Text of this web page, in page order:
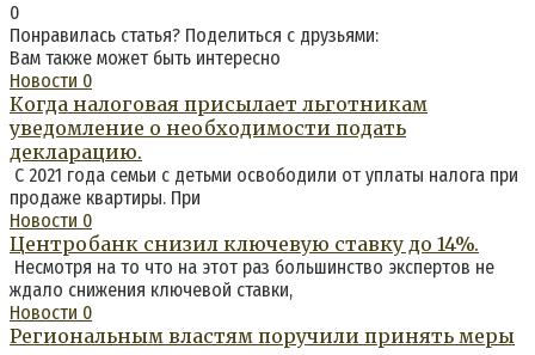
0
Понравилась статья? Поделиться с друзьями:
Вам также может быть интересно
Новости 0
Когда налоговая присылает льготникам
уведомление о необходимости подать
декларацию.
С 2021 года семьи с детьми освободили от уплаты налога при
продаже квартиры. При
Новости 0
Центробанк снизил ключевую ставку до 14%.
Несмотря на то что на этот раз большинство экспертов не
ждало снижения ключевой ставки,
Новости 0
Региональным властям поручили принять меры